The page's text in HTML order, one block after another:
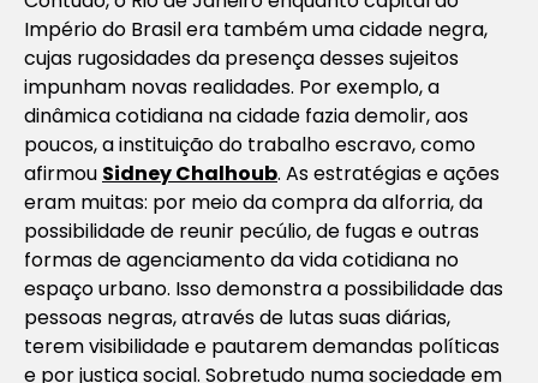
Império do Brasil era também uma cidade negra,
cujas rugosidades da presença desses sujeitos
impunham novas realidades. Por exemplo, a
dinâmica cotidiana na cidade fazia demolir, aos
poucos, a instituição do trabalho escravo, como
afirmou Sidney Chalhoub. As estratégias e ações
eram muitas: por meio da compra da alforria, da
possibilidade de reunir pecúlio, de fugas e outras
formas de agenciamento da vida cotidiana no
espaço urbano. Isso demonstra a possibilidade das
pessoas negras, através de lutas suas diárias,
terem visibilidade e pautarem demandas políticas
e por justiça social. Sobretudo numa sociedade em